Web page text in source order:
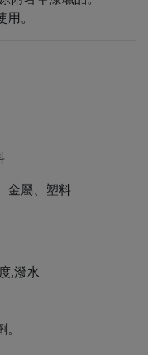
。
金屬、塑料
,潑水
劑。